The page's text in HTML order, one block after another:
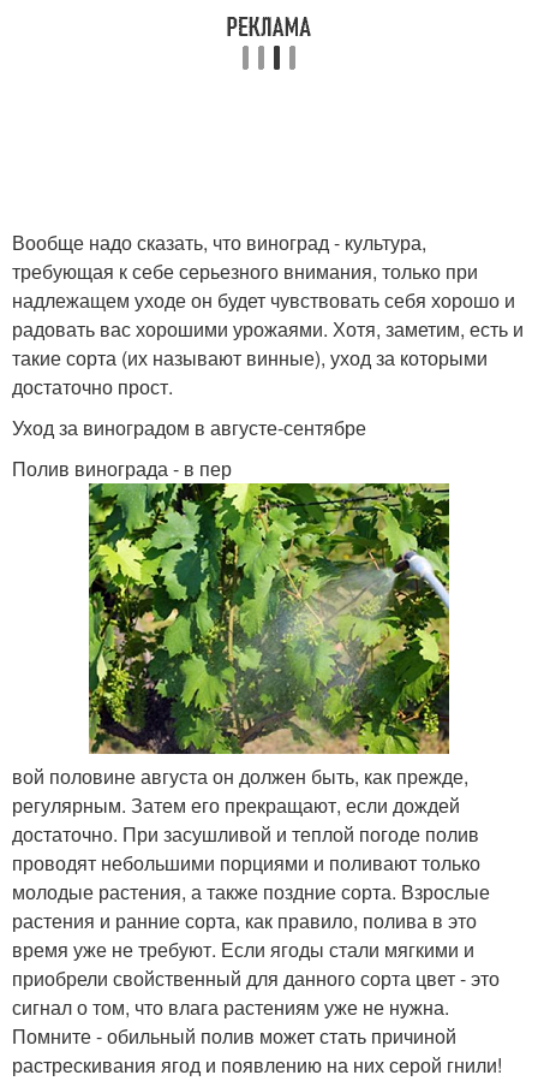
Вообще надо сказать, что виноград - культура,
требующая к себе серьезного внимания, только при
надлежащем уходе он будет чувствовать себя хорошо и
радовать вас хорошими урожаями. Хотя, заметим, есть и
такие сорта (их называют винные), уход за которыми
достаточно прост.
Уход за виноградом в августе-сентябре
Полив винограда - в пер
вой половине августа он должен быть, как прежде,
регулярным. Затем его прекращают, если дождей
достаточно. При засушливой и теплой погоде полив
проводят небольшими порциями и поливают только
молодые растения, а также поздние сорта. Взрослые
растения и ранние сорта, как правило, полива в это
время уже не требуют. Если ягоды стали мягкими и
приобрели свойственный для данного сорта цвет - это
сигнал о том, что влага растениям уже не нужна.
Помните - обильный полив может стать причиной
растрескивания ягод и появлению на них серой гнили!